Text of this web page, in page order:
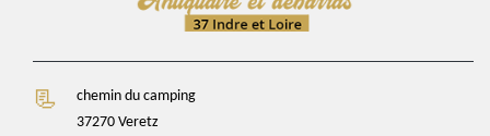
chemin du camping
37270 Veretz